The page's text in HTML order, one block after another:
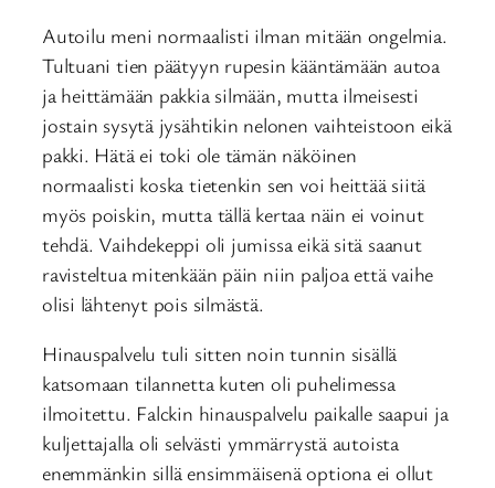
Autoilu meni normaalisti ilman mitään ongelmia.
Tultuani tien päätyyn rupesin kääntämään autoa
ja heittämään pakkia silmään, mutta ilmeisesti
jostain sysytä jysähtikin nelonen vaihteistoon eikä
pakki. Hätä ei toki ole tämän näköinen
normaalisti koska tietenkin sen voi heittää siitä
myös poiskin, mutta tällä kertaa näin ei voinut
tehdä. Vaihdekeppi oli jumissa eikä sitä saanut
ravisteltua mitenkään päin niin paljoa että vaihe
olisi lähtenyt pois silmästä.
Hinauspalvelu tuli sitten noin tunnin sisällä
katsomaan tilannetta kuten oli puhelimessa
ilmoitettu. Falckin hinauspalvelu paikalle saapui ja
kuljettajalla oli selvästi ymmärrystä autoista
enemmänkin sillä ensimmäisenä optiona ei ollut